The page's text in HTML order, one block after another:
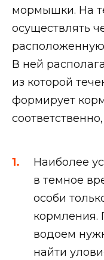
мормышки. На
осуществлять
расположенную
В ней
из которой
формирует
Наиболее
в темное
особи
кормления.
водоем
найти